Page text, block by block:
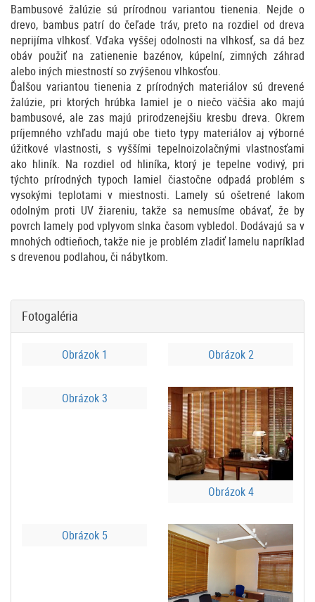
Bambusové žalúzie sú prírodnou variantou tienenia. Nejde o
drevo, bambus patrí do čeľade tráv, preto na rozdiel od dreva
neprijíma vlhkosť. Vďaka vyššej odolnosti na vlhkosť, sa dá bez
obáv použiť na zatienenie bazénov, kúpelní, zimných záhrad
alebo iných miestností so zvýšenou vlhkosťou.
Ďalšou variantou tienenia z prírodných materiálov sú drevené
žalúzie, pri ktorých hrúbka lamiel je o niečo väčšia ako majú
bambusové, ale zas majú prirodzenejšiu kresbu dreva. Okrem
príjemného vzhľadu majú obe tieto typy materiálov aj výborné
úžitkové vlastnosti, s vyššími tepelnoizolačnými vlastnosťami
ako hliník. Na rozdiel od hliníka, ktorý je tepelne vodivý, pri
týchto prírodných typoch lamiel čiastočne odpadá problém s
vysokými teplotami v miestnosti. Lamely sú ošetrené lakom
odolným proti UV žiareniu, takže sa nemusíme obávať, že by
povrch lamely pod vplyvom slnka časom vybledol. Dodávajú sa v
mnohých odtieňoch, takže nie je problém zladiť lamelu napríklad
s drevenou podlahou, či nábytkom.
Fotogaléria
Obrázok 1 Obrázok 2
Obrázok 3
Obrázok 4
Obrázok 5